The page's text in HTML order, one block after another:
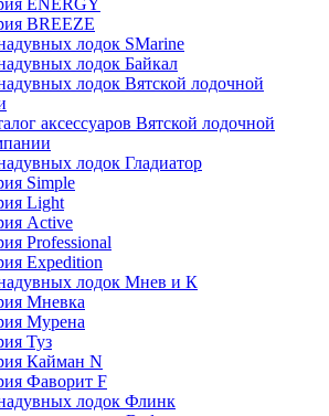
ENERGY
BREEZE
лодок SMarine
лодок Байкал
лодок Вятской лодочной
аксессуаров Вятской лодочной
лодок Гладиатор
Simple
Light
Active
Professional
Expedition
лодок Мнев и К
Мневка
Мурена
Туз
Кайман N
Фаворит F
лодок Флинк